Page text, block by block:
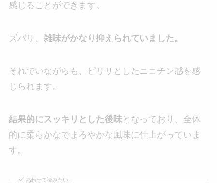
感じることができます。
ズバリ、 雑味がかなり抑えられていました。
それでいながらも、ピリリとしたニコチン感を感
じられます。
結果的にスッキリとした後味となっており、全体
的に柔らかなでまろやかな風味に仕上がっていま
す。
あわせて読みたい